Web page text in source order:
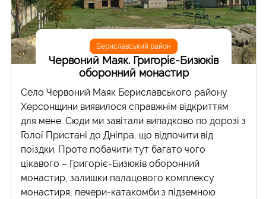
Бериславський район
Червоний Маяк. Григоріє-Бизюків
оборонний монастир
Село Червоний Маяк Бериславського району
Херсонщини виявилося справжнім відкриттям
для мене. Сюди ми завітали випадково по дорозі з
Голої Пристані до Дніпра, що відпочити від
поїздки. Проте побачити тут багато чого
цікавого – Григоріє-Бизюків оборонний
монастир, залишки палацового комплексу
монастиря, печери-катакомби з підземною